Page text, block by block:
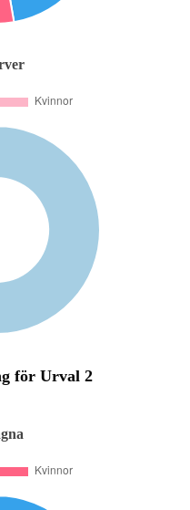
för Urval 2